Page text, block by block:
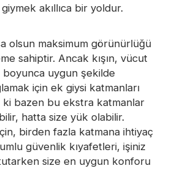
Trimi
giymek akıllıca bir yoldur.
olsun maksimum görünürlüğü
sahiptir. Ancak kışın, vücut
boyunca uygun şekilde
için ek giysi katmanları
ki bazen bu ekstra katmanlar
hatta size yük olabilir.
birden fazla katmana ihtiyaç
güvenlik kıyafetleri, işiniz
tutarken size en uygun konforu